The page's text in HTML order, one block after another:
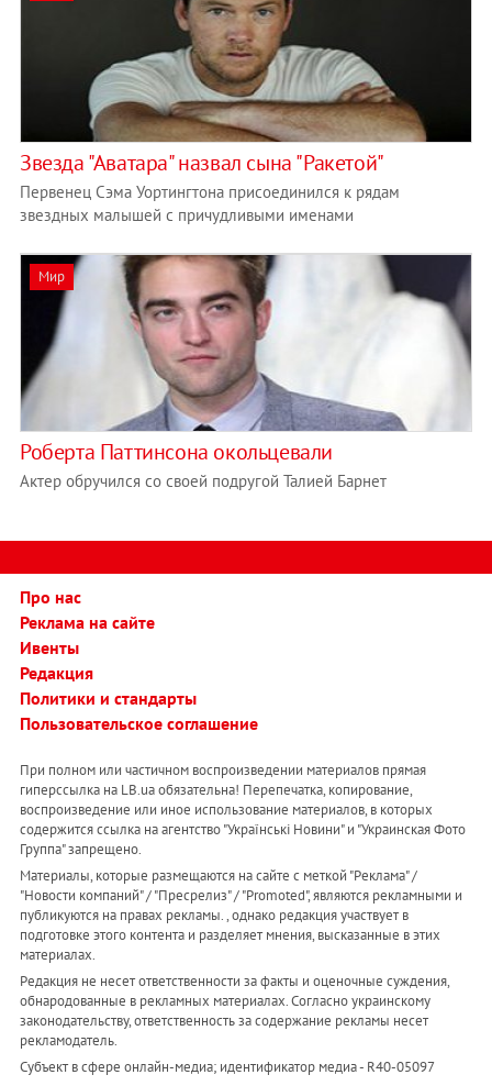
Звезда "Аватара" назвал сына "Ракетой"
Первенец Сэма Уортингтона присоединился к рядам
звездных малышей с причудливыми именами
Мир
Роберта Паттинсона окольцевали
Актер обручился со своей подругой Талией Барнет
Про нас
Реклама на сайте
Ивенты
Редакция
Политики и стандарты
Пользовательское соглашение
При полном или частичном воспроизведении материалов прямая
гиперссылка на LB.ua обязательна! Перепечатка, копирование,
воспроизведение или иное использование материалов, в которых
содержится ссылка на агентство "Українськi Новини" и "Украинская Фото
Группа" запрещено.
Материалы, которые размещаются на сайте с меткой "Реклама" /
"Новости компаний" / "Пресрелиз" / "Promoted", являются рекламными и
публикуются на правах рекламы. , однако редакция участвует в
подготовке этого контента и разделяет мнения, высказанные в этих
материалах.
Редакция не несет ответственности за факты и оценочные суждения,
обнародованные в рекламных материалах. Согласно украинскому
законодательству, ответственность за содержание рекламы несет
рекламодатель.
Субъект в сфере онлайн-медиа; идентификатор медиа - R40-05097